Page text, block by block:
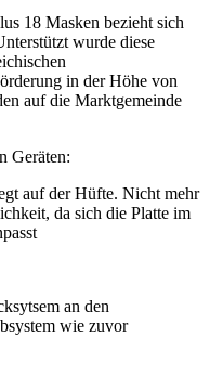
18 Masken bezieht sich
wurde diese
in der Höhe von
auf die Marktgemeinde
Geräten:
auf der Hüfte. Nicht mehr
da sich die Platte im
an den
wie zuvor